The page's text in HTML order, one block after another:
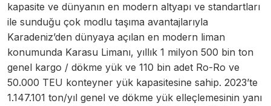
kapasite ve dünyanın en modern altyapı ve standartları
ile sunduğu çok modlu taşıma avantajlarıyla
Karadeniz’den dünyaya açılan en modern liman
konumunda Karasu Limanı, yıllık 1 milyon 500 bin ton
genel kargo / dökme yük ve 110 bin adet Ro-Ro ve
50.000 TEU konteyner yük kapasitesine sahip. 2023’te
1.147.101 ton/yıl genel ve dökme yük elleçlemesinin yanı